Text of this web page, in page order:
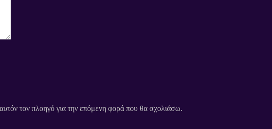
τον πλοηγό για την επόμενη φορά που θα σχολιάσω.